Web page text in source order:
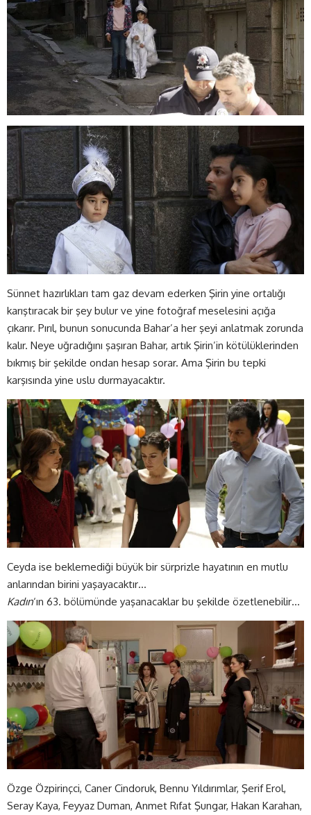
Sünnet hazırlıkları tam gaz devam ederken Şirin yine ortalığı
karıştıracak bir şey bulur ve yine fotoğraf meselesini açığa
çıkarır. Pırıl, bunun sonucunda Bahar’a her şeyi anlatmak zorunda
kalır. Neye uğradığını şaşıran Bahar, artık Şirin’in kötülüklerinden
bıkmış bir şekilde ondan hesap sorar. Ama Şirin bu tepki
karşısında yine uslu durmayacaktır.
Ceyda ise beklemediği büyük bir sürprizle hayatının en mutlu
anlarından birini yaşayacaktır…
Kadın‘ın 63. bölümünde yaşanacaklar bu şekilde özetlenebilir…
Özge Özpirinçci, Caner Cindoruk, Bennu Yıldırımlar, Şerif Erol,
Seray Kaya, Feyyaz Duman, Anmet Rıfat Şungar, Hakan Karahan,